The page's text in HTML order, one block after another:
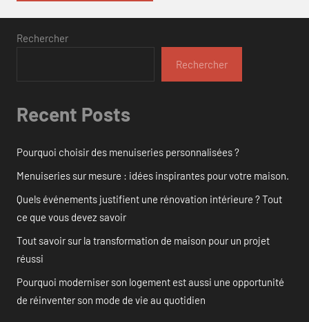
Rechercher
Rechercher
Recent Posts
Pourquoi choisir des menuiseries personnalisées ?
Menuiseries sur mesure : idées inspirantes pour votre maison.
Quels événements justifient une rénovation intérieure ? Tout
ce que vous devez savoir
Tout savoir sur la transformation de maison pour un projet
réussi
Pourquoi moderniser son logement est aussi une opportunité
de réinventer son mode de vie au quotidien